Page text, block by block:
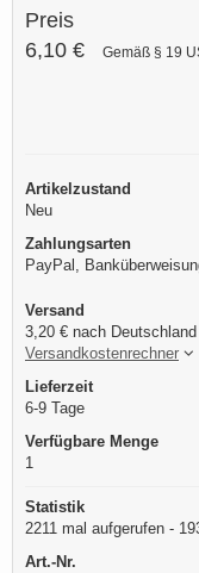
Preis
6,10 €
Gemäß § 19
Artikelzustand
Neu
Zahlungsarten
PayPal,
Versand
3,20 € nach
Versandkostenrechner
Lieferzeit
6-9 Tage
Verfügbare Menge
1
Statistik
2211 mal aufgerufen -
Art.-Nr.